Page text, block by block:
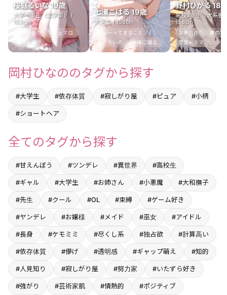
桜庭るいな 19歳
大学一年生（文学部） /
153cm
お菓子作り
マシュマロ..
カフェ巡り
七瀬こはる 19歳
大学生 / 158cm
ぎゅーってすること
おそろいの..
一緒に寝る..
野村ひかる 18
高校3年生（犬系彼
156cm
お弁当作り
彼の写
恋愛ドラマ..
岡村ひなののタグから探す
#大学生 #依存体質 #寂しがり屋 #ピュア #小柄
#ショートヘア
全てのタグから探す
#甘えんぼう #ツンデレ #異世界 #高校生
#ギャル #大学生 #お姉さん #小悪魔 #大和撫子
#先生 #クール #OL #束縛 #ゲーム好き
#ヤンデレ #お嬢様 #メイド #巫女 #アイドル
#長身 #ケモミミ #尽くし系 #独占欲 #計算高い
#依存体質 #儚げ #透明感 #ギャップ萌え #知的
#人見知り #寂しがり屋 #努力家 #いたずら好き
#強がり #芸術家肌 #情熱的 #ポジティブ